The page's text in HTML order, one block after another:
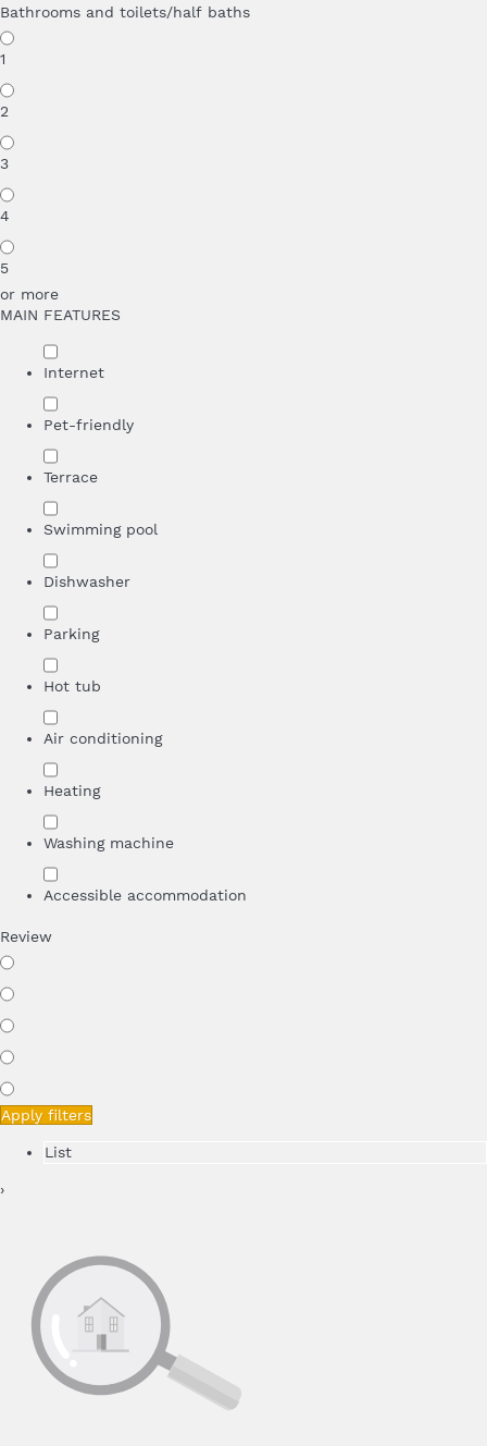
Bathrooms and toilets/half baths
1
2
3
4
5
or more
MAIN FEATURES
Internet
Pet-friendly
Terrace
Swimming pool
Dishwasher
Parking
Hot tub
Air conditioning
Heating
Washing machine
Accessible accommodation
Review
Apply filters
List
›